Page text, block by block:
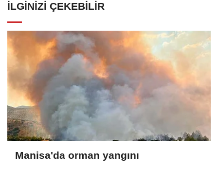
İLGINIZI ÇEKEBILIR
Manisa'da orman yangını